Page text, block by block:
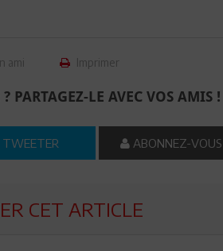
ami Imprimer
PARTAGEZ-LE AVEC VOS AMIS !
TWEETER ABONNEZ-VOUS
CET ARTICLE